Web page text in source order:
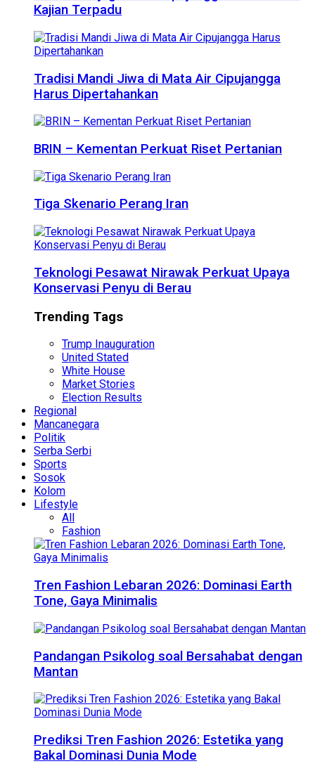
Kajian Terpadu
Tradisi Mandi Jiwa di Mata Air Cipujangga
Harus Dipertahankan
BRIN – Kementan Perkuat Riset Pertanian
Tiga Skenario Perang Iran
Teknologi Pesawat Nirawak Perkuat Upaya
Konservasi Penyu di Berau
Trending Tags
Trump Inauguration
United Stated
White House
Market Stories
Election Results
Regional
Mancanegara
Politik
Serba Serbi
Sports
Sosok
Kolom
Lifestyle
All
Fashion
Tren Fashion Lebaran 2026: Dominasi Earth
Tone, Gaya Minimalis
Pandangan Psikolog soal Bersahabat dengan
Mantan
Prediksi Tren Fashion 2026: Estetika yang
Bakal Dominasi Dunia Mode